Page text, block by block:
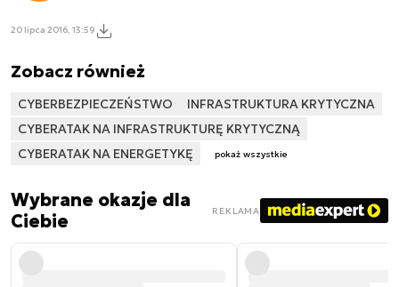
20 lipca 2016, 13:59
Zobacz również
CYBERBEZPIECZEŃSTWO
INFRASTRUKTURA KRYTYCZNA
CYBERATAK NA INFRASTRUKTURĘ KRYTYCZNĄ
CYBERATAK NA ENERGETYKĘ
pokaż wszystkie
Wybrane okazje dla
Ciebie
REKLAMA